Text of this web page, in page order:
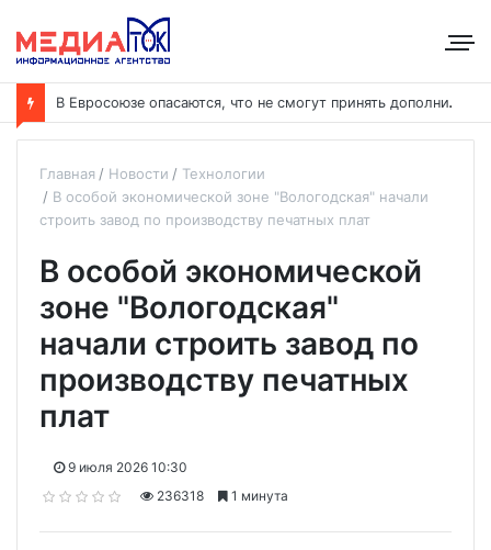
ВЕвросоюзе опасаются, что не смогут принять дополнительных участников
Главная Новости
Технологии
В особой экономической зоне "Вологодская" начали
строить завод по производству печатных плат
В особой экономической
зоне "Вологодская"
начали строить завод по
производству печатных
плат
9 июля 2026 10:30
236318
1 минута